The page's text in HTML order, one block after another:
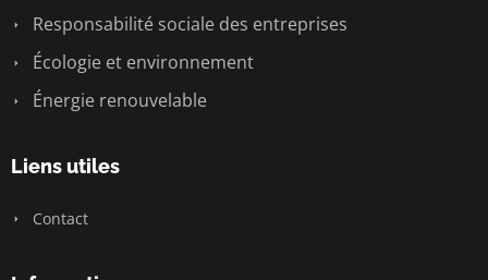
Responsabilité sociale des entreprises
Écologie et environnement
Énergie renouvelable
Liens utiles
Contact